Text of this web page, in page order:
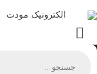
to
content
الکترونیک مودت